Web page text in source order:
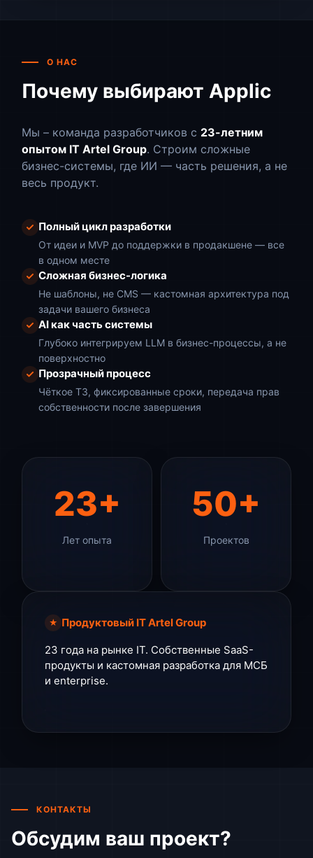
О НАС
Почему выбирают Applic
Мы – команда разработчиков с 23-летним
опытом IT Artel Group. Строим сложные
бизнес-системы, где ИИ — часть решения, а не
весь продукт.
Полный цикл разработки
От идеи и MVP до поддержки в продакшене — все
в одном месте
Сложная бизнес-логика
Не шаблоны, не CMS — кастомная архитектура под
задачи вашего бизнеса
AI как часть системы
Глубоко интегрируем LLM в бизнес-процессы, а не
поверхностно
Прозрачный процесс
Чёткое ТЗ, фиксированные сроки, передача прав
собственности после завершения
23+
Лет опыта
50+
Проектов
★ Продуктовый IT Artel Group
23 года на рынке ІТ. Собственные SaaS-
продукты и кастомная разработка для МСБ
и enterprise.
КОНТАКТЫ
Обсудим ваш проект?